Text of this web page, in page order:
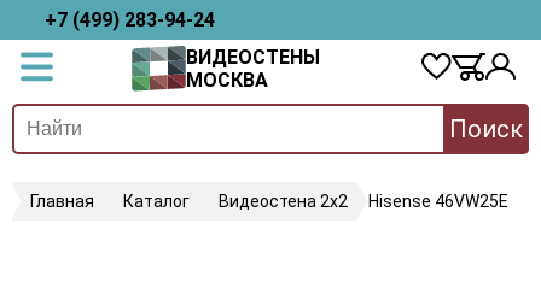
+7 (499) 283-94-24
ВИДЕОСТЕНЫ
МОСКВА
Поиск
Главная Каталог Видеостена 2x2 Hisense 46VW25E